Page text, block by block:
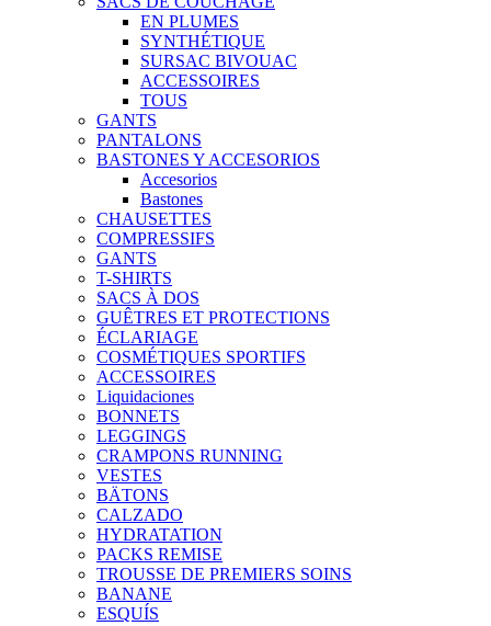
EN PLUMES
SYNTHÉTIQUE
SURSAC BIVOUAC
ACCESSOIRES
TOUS
GANTS
PANTALONS
BASTONES Y ACCESORIOS
Accesorios
Bastones
CHAUSETTES
COMPRESSIFS
GANTS
T-SHIRTS
SACS À DOS
GUÊTRES ET PROTECTIONS
ÉCLARIAGE
COSMÉTIQUES SPORTIFS
ACCESSOIRES
Liquidaciones
BONNETS
LEGGINGS
CRAMPONS RUNNING
VESTES
BÄTONS
CALZADO
HYDRATATION
PACKS REMISE
TROUSSE DE PREMIERS SOINS
BANANE
ESQUÍS